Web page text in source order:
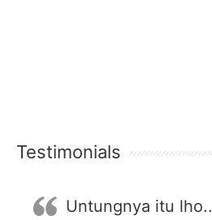
Testimonials
Untungnya itu lho..